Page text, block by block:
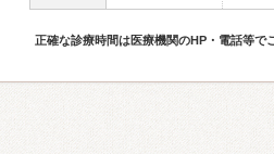
正確な診療時間は医療機関のHP・電話等で